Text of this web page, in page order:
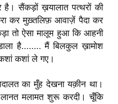
है। सैंकड़ों ख़यालात पत्थरों की
कर मुख़्तलिफ़ आवाज़ें पैदा कर
तो ऐसा मालूम हुआ कि आहनी
है........ मैं बिलकुल ख़ामोश
कशां ले गए।
का मुँह देखना यक़ीन था।
मलामत शुरू करदी। चूँकि